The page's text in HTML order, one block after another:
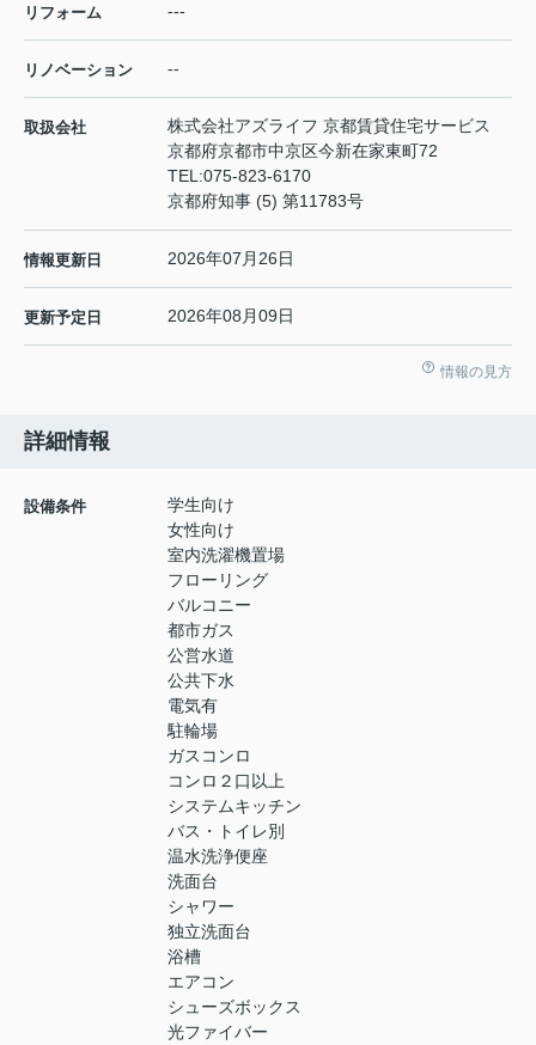
リフォーム ---
リノベーション --
取扱会社
株式会社アズライフ 京都賃貸住宅サービス
京都府京都市中京区今新在家東町72
TEL:075-823-6170
京都府知事 (5) 第11783号
情報更新日 2026年07月26日
更新予定日 2026年08月09日
情報の見方
詳細情報
設備条件
学生向け
女性向け
室内洗濯機置場
フローリング
バルコニー
都市ガス
公営水道
公共下水
電気有
駐輪場
ガスコンロ
コンロ２口以上
システムキッチン
バス・トイレ別
温水洗浄便座
洗面台
シャワー
独立洗面台
浴槽
エアコン
シューズボックス
光ファイバー